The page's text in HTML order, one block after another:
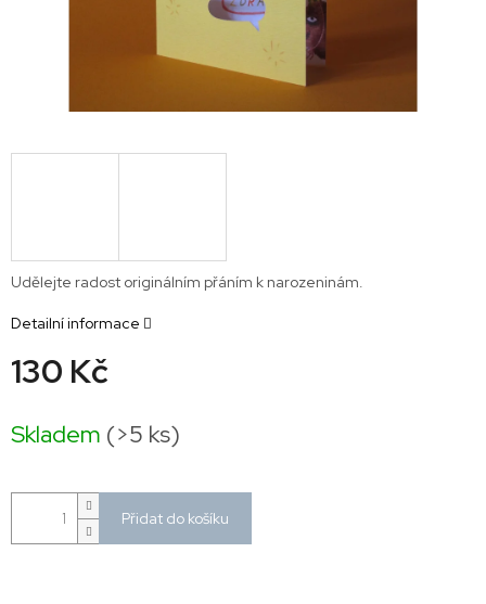
130 Kč
cena:
Skladem (>5 ks)
Přidat do košíku
Udělejte radost originálním přáním k narozeninám.
Detailní informace